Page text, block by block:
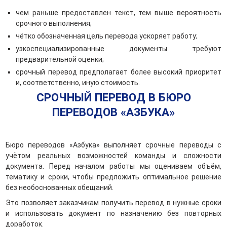
чем раньше предоставлен текст, тем выше вероятность
срочного выполнения;
чётко обозначенная цель перевода ускоряет работу;
узкоспециализированные документы требуют
предварительной оценки;
срочный перевод предполагает более высокий приоритет
и, соответственно, иную стоимость.
СРОЧНЫЙ ПЕРЕВОД В БЮРО
ПЕРЕВОДОВ «АЗБУКА»
Бюро переводов «Азбука» выполняет срочные переводы с
учётом реальных возможностей команды и сложности
документа. Перед началом работы мы оцениваем объём,
тематику и сроки, чтобы предложить оптимальное решение
без необоснованных обещаний.
Это позволяет заказчикам получить перевод в нужные сроки
и использовать документ по назначению без повторных
доработок.